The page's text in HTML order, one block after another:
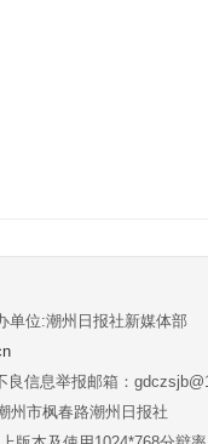
单位:潮州日报社新媒体部
良信息举报邮箱：
州市枫春路潮州日报社